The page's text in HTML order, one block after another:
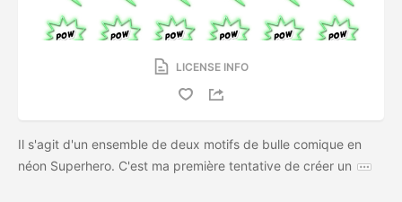
LICENSE INFO
Il s'agit d'un ensemble de deux motifs de bulle comique en
néon Superhero. C'est ma première tentative de créer un